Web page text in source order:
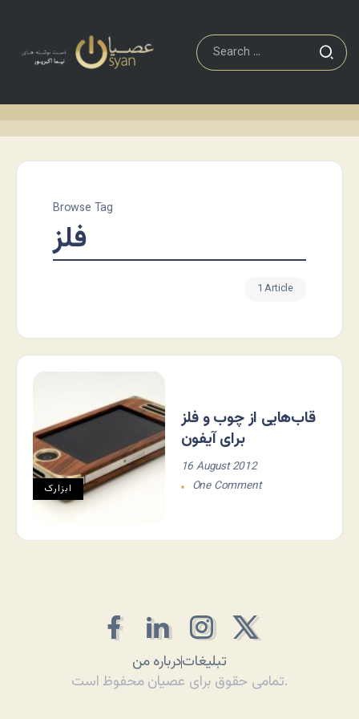
Browse Tag
فلز
1 Article
ابزارک
قاب‌هایی از چوب و فلز
برای آیفون
16 August 2012
One Comment
درباره منتبلیغات
تمامی حقوق برای عصیان محفوظ است.